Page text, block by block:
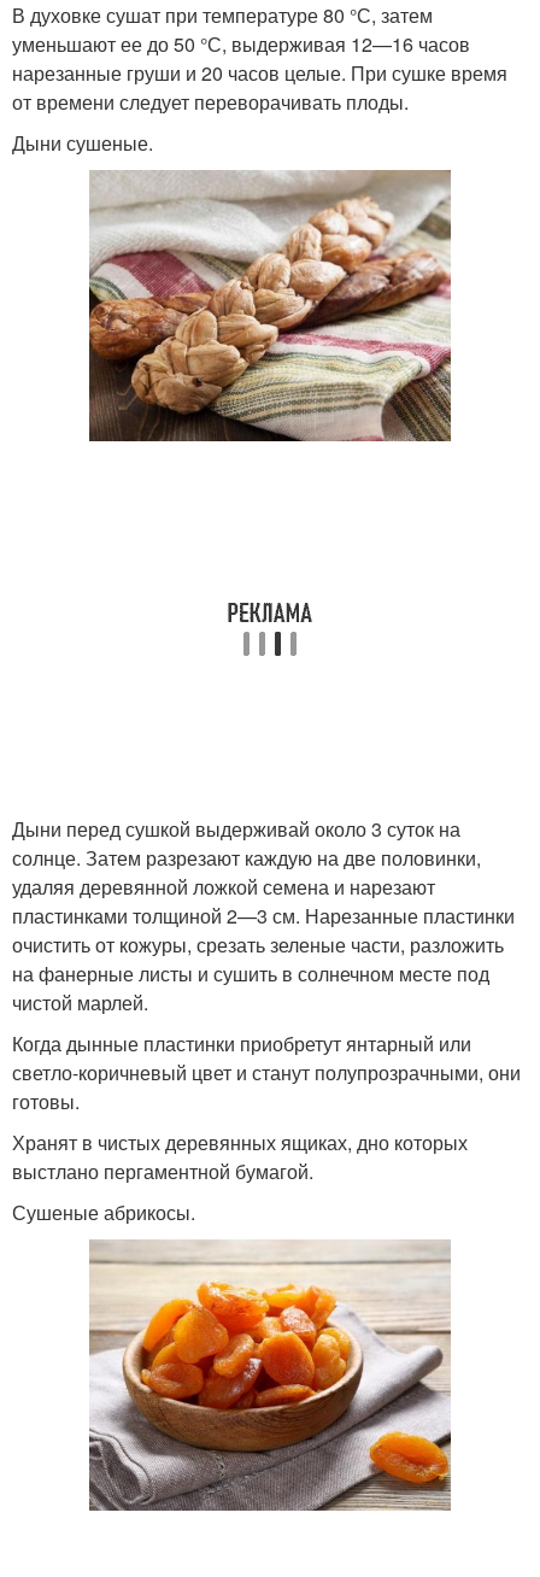
В духовке сушат при температуре 80 °С, затем
уменьшают ее до 50 °С, выдерживая 12—16 часов
нарезанные груши и 20 часов целые. При сушке время
от времени следует переворачивать плоды.
Дыни сушеные.
Дыни перед сушкой выдерживай около 3 суток на
солнце. Затем разрезают каждую на две половинки,
удаляя деревянной ложкой семена и нарезают
пластинками толщиной 2—3 см. Нарезанные пластинки
очистить от кожуры, срезать зеленые части, разложить
на фанерные листы и сушить в солнечном месте под
чистой марлей.
Когда дынные пластинки приобретут янтарный или
светло-коричневый цвет и станут полупрозрачными, они
готовы.
Хранят в чистых деревянных ящиках, дно которых
выстлано пергаментной бумагой.
Сушеные абрикосы.